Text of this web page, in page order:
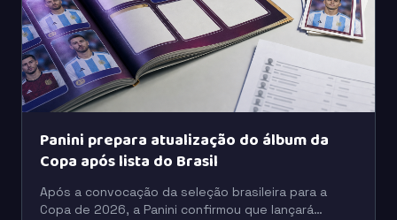
Panini prepara atualização do álbum da
Copa após lista do Brasil
Após a convocação da seleção brasileira para a
Copa de 2026, a Panini confirmou que lançará